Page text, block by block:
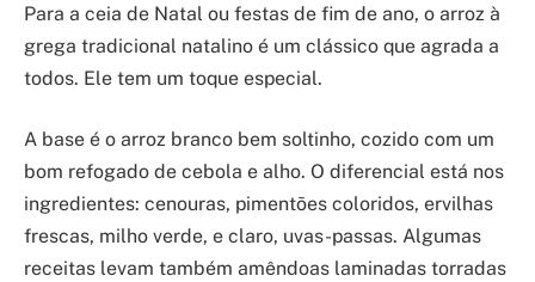
Para a ceia de Natal ou festas de fim de ano, o arroz à
grega tradicional natalino é um clássico que agrada a
todos. Ele tem um toque especial.
A base é o arroz branco bem soltinho, cozido com um
bom refogado de cebola e alho. O diferencial está nos
ingredientes: cenouras, pimentões coloridos, ervilhas
frescas, milho verde, e claro, uvas-passas. Algumas
receitas levam também amêndoas laminadas torradas